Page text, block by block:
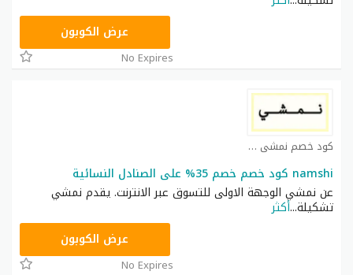
TRSS148عرض الكوبون
No Expires
كود خصم نمشي كوبون
namshi كود خصم خصم 35% على الصنادل النسائية
عن نمشي الوجهة الاولى للتسوق عبر الانترنت. يقدم نمشي
تشكيلة...أكثر
TRSS148عرض الكوبون
No Expires